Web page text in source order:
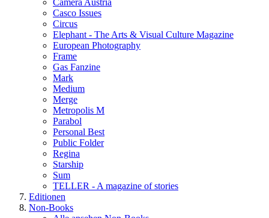
Camera Austria
Casco Issues
Circus
Elephant - The Arts & Visual Culture Magazine
European Photography
Frame
Gas Fanzine
Mark
Medium
Merge
Metropolis M
Parabol
Personal Best
Public Folder
Regina
Starship
Sum
TELLER - A magazine of stories
Editionen
Non-Books